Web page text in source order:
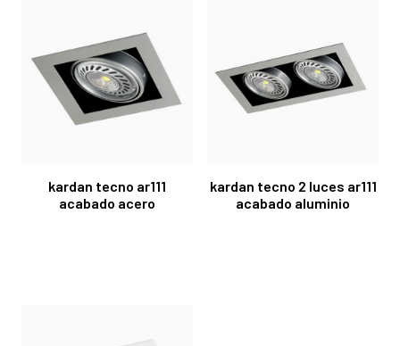
kardan tecno ar111
acabado acero
kardan tecno 2 luces ar111
acabado aluminio